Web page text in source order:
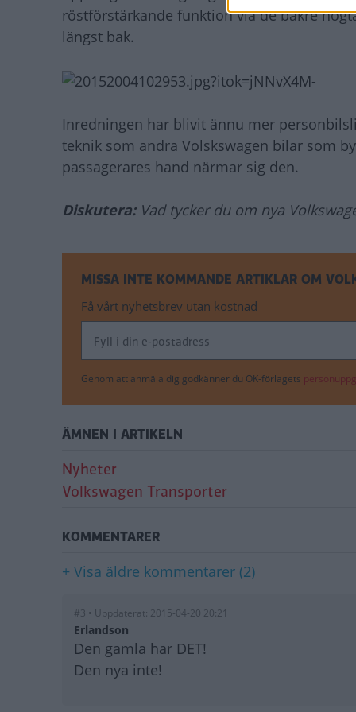
röstförstärkande funktion via de bakre
längst bak.
Inredningen har blivit ännu mer
teknik som andra Volskswagen bilar som
passagerares hand närmar sig den.
Diskutera:Vad tycker du om nya
MISSA INTE KOMMANDE ARTIKLAR OM
Få vårt nyhetsbrev utan kostnad
Genom att anmäla dig godkänner du OK-förlagets
ÄMNEN I ARTIKELN
Nyheter
Volkswagen Transporter
KOMMENTARER
+ Visa äldre kommentarer (2)
#3 • Uppdaterat: 2015-04-20 20:21
Erlandson
Den gamla har DET!
Den nya inte!